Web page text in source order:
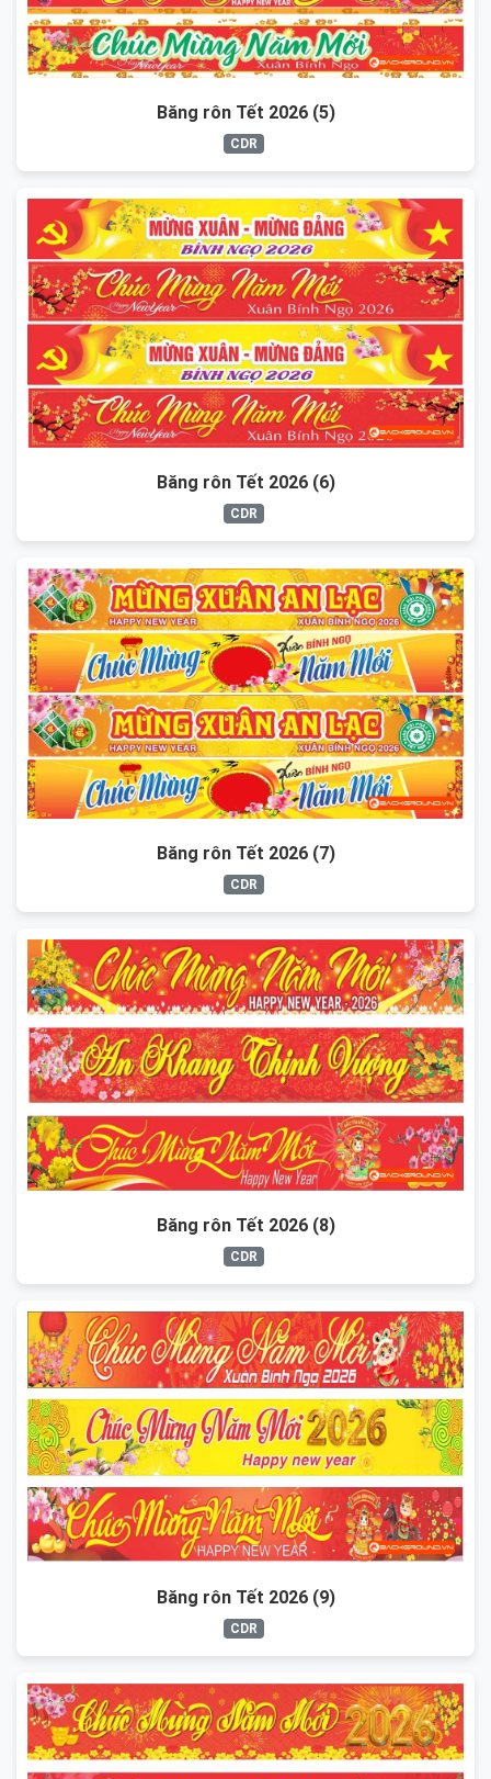
Băng rôn Tết 2026 (5)
CDR
Băng rôn Tết 2026 (6)
CDR
Băng rôn Tết 2026 (7)
CDR
Băng rôn Tết 2026 (8)
CDR
Băng rôn Tết 2026 (9)
CDR